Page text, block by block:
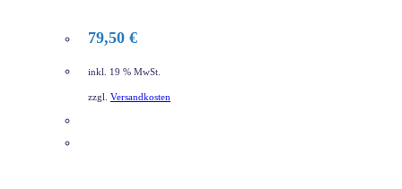
79,50 €
inkl. 19 % MwSt.
zzgl. Versandkosten